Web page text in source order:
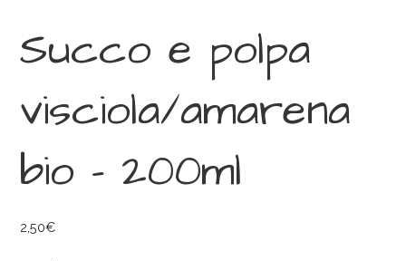
Succo e polpa
visciola/amarena
bio – 200ml
2,50€